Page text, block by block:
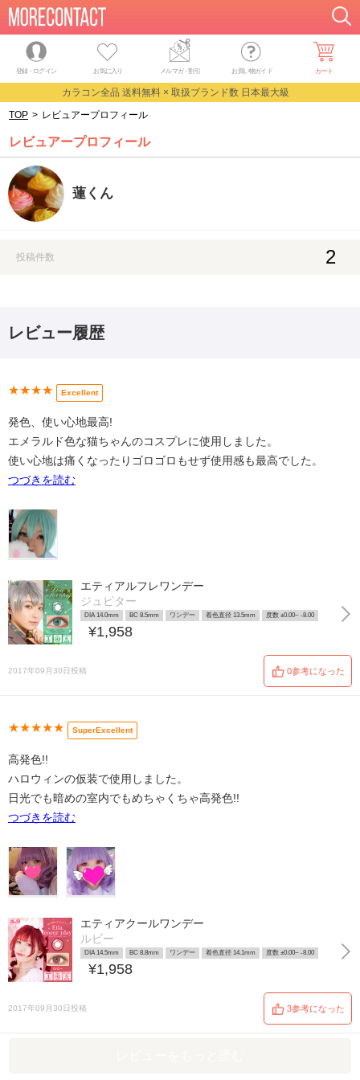
登録・ログイン お気に入り メルマガ・割引 お買い物ガイド カート
カラコン全品 送料無料 × 取扱ブランド数 日本最大級
TOP > レビュアープロフィール
レビュアープロフィール
蓮くん
投稿件数 2
レビュー履歴
★★★★ Excellent
発色、使い心地最高!
エメラルド色な猫ちゃんのコスプレに使用しました。
使い心地は痛くなったりゴロゴロもせず使用感も最高でした。
つづきを読む
エティアルフレワンデー
ジュピター
DIA 14.0mm BC 8.5mm ワンデー 着色直径 13.5mm 度数 ±0.00~ -8.00
¥1,958
2017年09月30日投稿 0参考になった
★★★★★ SuperExcellent
高発色!!
ハロウィンの仮装で使用しました。
日光でも暗めの室内でもめちゃくちゃ高発色!!
つづきを読む
エティアクールワンデー
ルビー
DIA 14.5mm BC 8.8mm ワンデー 着色直径 14.1mm 度数 ±0.00~ -8.00
¥1,958
2017年09月30日投稿 3参考になった